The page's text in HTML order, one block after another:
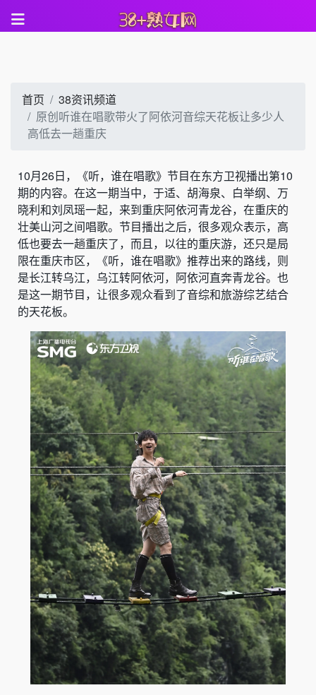
首页
38资讯频道
原创听谁在唱歌带火了阿依河音综天花板让多少人
高低去一趟重庆
10月26日，《听，谁在唱歌》节目在东方卫视播出第10
期的内容。在这一期当中，于适、胡海泉、白举纲、万
晓利和刘凤瑶一起，来到重庆阿依河青龙谷，在重庆的
壮美山河之间唱歌。节目播出之后，很多观众表示，高
低也要去一趟重庆了，而且，以往的重庆游，还只是局
限在重庆市区，《听，谁在唱歌》推荐出来的路线，则
是长江转乌江，乌江转阿依河，阿依河直奔青龙谷。也
是这一期节目，让很多观众看到了音综和旅游综艺结合
的天花板。